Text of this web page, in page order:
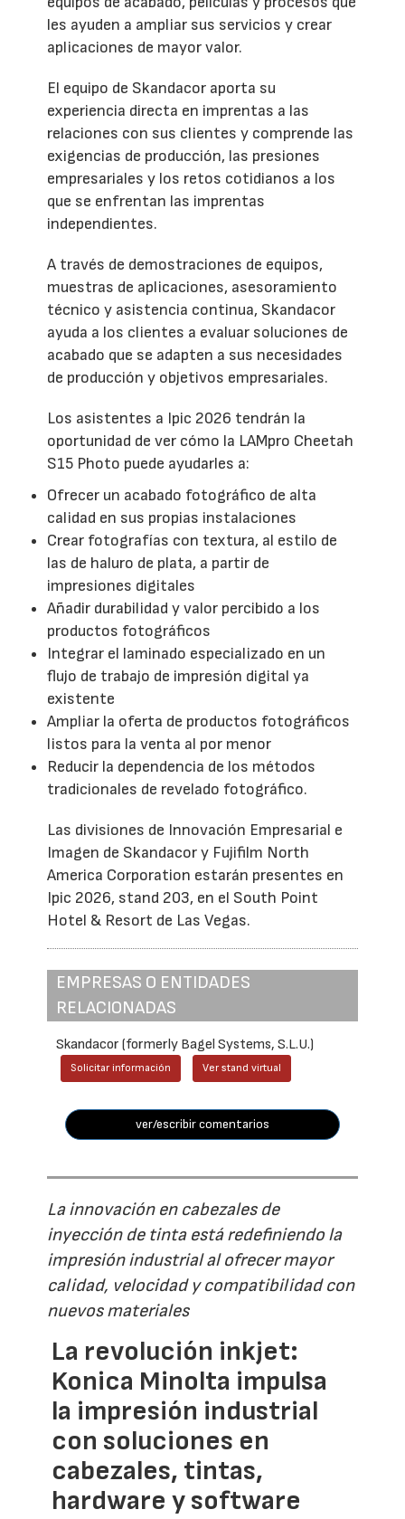
les ayuden a ampliar sus servicios y crear
aplicaciones de mayor valor.
El equipo de Skandacor aporta su
experiencia directa en imprentas a las
relaciones con sus clientes y comprende las
exigencias de producción, las presiones
empresariales y los retos cotidianos a los
que se enfrentan las imprentas
independientes.
A través de demostraciones de equipos,
muestras de aplicaciones, asesoramiento
técnico y asistencia continua, Skandacor
ayuda a los clientes a evaluar soluciones de
acabado que se adapten a sus necesidades
de producción y objetivos empresariales.
Los asistentes a Ipic 2026 tendrán la
oportunidad de ver cómo la LAMpro Cheetah
S15 Photo puede ayudarles a:
Ofrecer un acabado fotográfico de alta
calidad en sus propias instalaciones
Crear fotografías con textura, al estilo de
las de haluro de plata, a partir de
impresiones digitales
Añadir durabilidad y valor percibido a los
productos fotográficos
Integrar el laminado especializado en un
flujo de trabajo de impresión digital ya
existente
Ampliar la oferta de productos fotográficos
listos para la venta al por menor
Reducir la dependencia de los métodos
tradicionales de revelado fotográfico.
Las divisiones de Innovación Empresarial e
Imagen de Skandacor y Fujifilm North
America Corporation estarán presentes en
Ipic 2026, stand 203, en el South Point
Hotel & Resort de Las Vegas.
EMPRESAS O ENTIDADES
RELACIONADAS
Skandacor (formerly Bagel Systems, S.L.U.)
Solicitar información Ver stand virtual
ver/escribir comentarios
La innovación en cabezales de
inyección de tinta está redefiniendo la
impresión industrial al ofrecer mayor
calidad, velocidad y compatibilidad con
nuevos materiales
La revolución inkjet:
Konica Minolta impulsa
la impresión industrial
con soluciones en
cabezales, tintas,
hardware y software